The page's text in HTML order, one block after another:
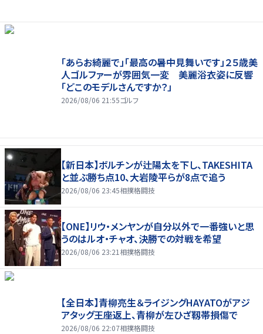
「あらお綺麗で」「最高の暑中見舞いです」２５歳美
人ゴルファーが雰囲気一変 美麗浴衣姿に反響
「どこのモデルさんですか？」
2026/08/06 21:55ゴルフ
【新日本】ボルチンが辻陽太を下し、TAKESHITA
と並ぶ勝ち点10、大岩陵平らが8点で追う
2026/08/06 23:45相撲格闘技
【ONE】リウ・メンヤンが自分以外で一番強いと思
うのはルオ・チャオ、決勝での対戦を希望
2026/08/06 23:21 相撲格闘技
【全日本】青柳亮生＆ライジングHAYATOがアジ
アタッグ王座返上、青柳が左ひざ靱帯損傷で
2026/08/06 22:07相撲格闘技